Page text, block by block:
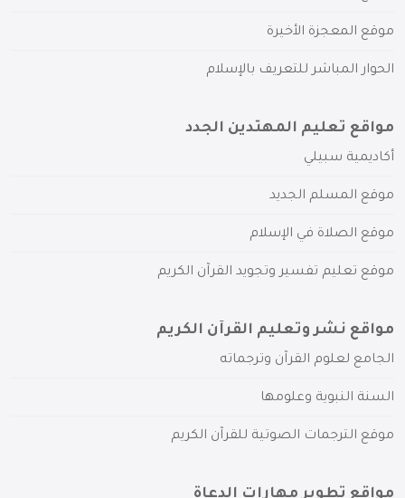
موقع المعجزة الأخيرة
الحوار المباشر للتعريف بالإسلام
مواقع تعليم المهتدين الجدد
أكاديمية سبيلي
موقع المسلم الجديد
موقع الصلاة في الإسلام
موقع تعليم تفسير وتجويد القرآن الكريم
مواقع نشر وتعليم القرآن الكريم
الجامع لعلوم القرآن وترجماته
السنة النبوية وعلومها
موقع الترجمات الصوتية للقرآن الكريم
مواقع تطوير مهارات الدعاة